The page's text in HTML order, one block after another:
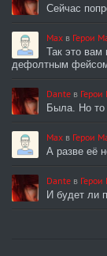
Сейчас
Max в Герои
Так это вам
дефолтным
Dante в Герои
Была. Но то
Max в Герои
А разве её
Dante в Герои
И будет ли